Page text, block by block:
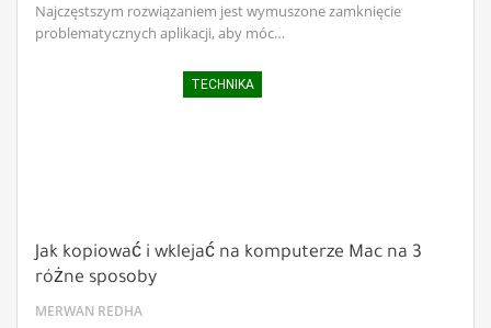
Najczęstszym rozwiązaniem jest wymuszone zamknięcie
problematycznych aplikacji, aby móc…
TECHNIKA
Jak kopiować i wklejać na komputerze Mac na 3
różne sposoby
MERWAN REDHA